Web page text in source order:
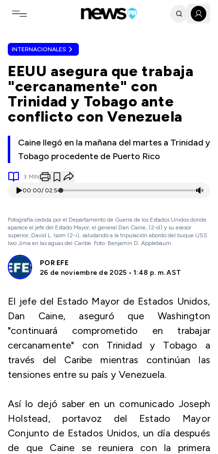
Toggle navigation menu
INTERNACIONALES
EEUU asegura que trabaja
"cercanamente" con
Trinidad y Tobago ante
conflicto con Venezuela
Caine llegó en la mañana del martes a Trinidad y
Tobago procedente de Puerto Rico
3 MIN
00:00/ 02:54
Fotografía cedida por el Departamento de Guerra de los Estados Unidos donde
aparece el jefe del Estado Mayor, el general Dan Caine, (2-d) y su asesor
superior, David L. Isom (2-i), saludando a la tripulación abordo del buque USS
Iwo Jima en las aguas del Caribe. Foto: Benjamin D. Applebaum
POR EFE
26 de noviembre de 2025 • 1:48 p. m. AST
El jefe del Estado Mayor de Estados Unidos,
Dan Caine, aseguró que Washington
"continuará comprometido en trabajar
cercanamente" con Trinidad y Tobago a
través del Caribe mientras continúan las
tensiones entre su país y Venezuela.
Así lo dejó saber en un comunicado Joseph
Holstead, portavoz del Estado Mayor
Conjunto de Estados Unidos, un día después
de que Caine se reuniera con la primera